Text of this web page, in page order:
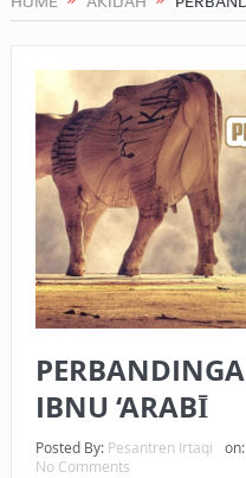
APA HUKUM
SEBELUM TIBA SAAT WAJIB?
HAKIKAT NIKMAT DI
BAGAIMANA CARA
UANG HARAM BISA
KEPEMILIKANNYA BERUBAH
BAHASA CINTA KARENA
HUKUM MEMBAYAR
IBNU ‘ARABĪ
Posted By: Pesantren Irtaqi on:
No Comments